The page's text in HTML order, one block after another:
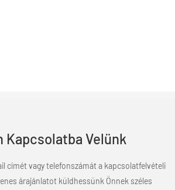
Kapcsolatba Velünk
címét vagy telefonszámát a kapcsolatfelvételi
árajánlatot küldhessünk Önnek széles